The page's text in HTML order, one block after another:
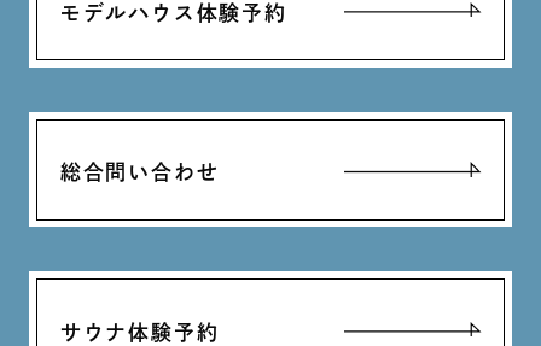
モデルハウス体験予約
総合問い合わせ
サウナ体験予約